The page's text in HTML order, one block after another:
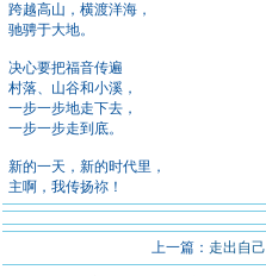
跨越高山，横渡洋海，
驰骋于大地。
决心要把福音传遍
村落、山谷和小溪，
一步一步地走下去，
一步一步走到底。
新的一天，新的时代里，
主啊，我传扬祢！
上一篇： 走出自己